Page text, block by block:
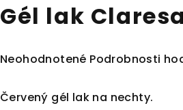
Gél lak
Priemerné
produktu
Neohodnotené Podrobnosti
Červený gél lak na nechty.